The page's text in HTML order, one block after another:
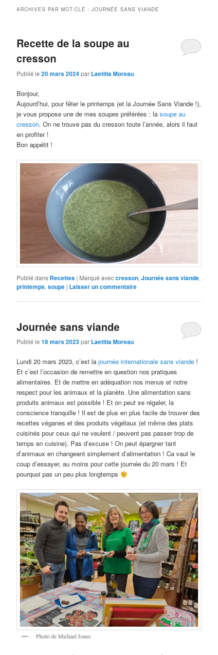
ARCHIVES PAR MOT-CLÉ :JOURNÉE SANS VIANDE
Recette de la soupe au
cresson
Publié le20 mars 2024par Laetitia Moreau
Bonjour,
Aujourd’hui, pour fêter le printemps (et la Journée Sans Viande !),
je vous propose une de mes soupes préférées : lasoupe au
cresson. On ne trouve pas du cresson toute l’année, alors il faut
en profiter !
Bon appétit !
Publié dans Recettes | Marqué aveccresson,Journée sans viande,
printemps,soupe | Laisser un commentaire
Journée sans viande
Publié le18 mars 2023par Laetitia Moreau
Lundi 20 mars 2023, c’est lajournée internationale sans viande !
Et c’est l’occasion de remettre en question nos pratiques
alimentaires. Et de mettre en adéquation nos menus et notre
respect pour les animaux et la planète. Une alimentation sans
produits animaux est possible ! Et on peut se régaler, la
conscience tranquille ! Il est de plus en plus facile de trouver des
recettes véganes et des produits végétaux (et même des plats
cuisinés pour ceux qui ne veulent / peuvent pas passer trop de
temps en cuisine). Pas d’excuse ! On peut épargner tant
d’animaux en changeant simplement d’alimentation ! Ca vaut le
coup d’essayer, au moins pour cette journée du 20 mars ! Et
pourquoi pas un peu plus longtemps
Photo de Michael Jones